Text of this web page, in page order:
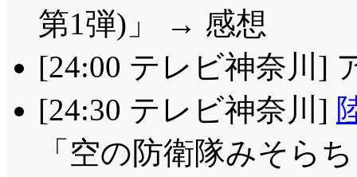
第1弾)」 → 感想
[24:30 テレビ神奈川]
「空の防衛隊みそら